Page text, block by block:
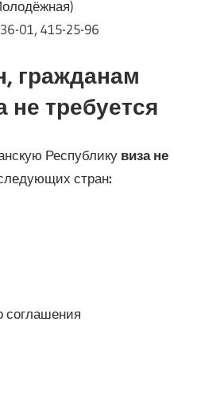
01, 415-25-96
гражданам
не требуется
Республику виза не
стран:
соглашения